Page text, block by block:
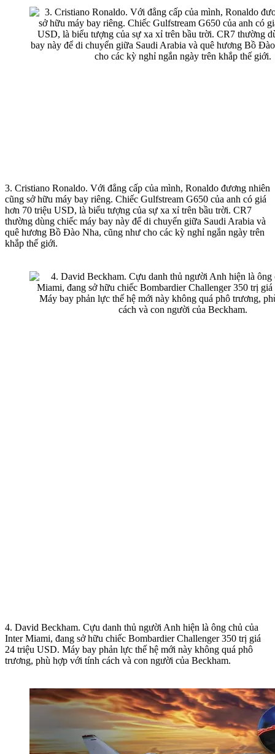
3. Cristiano Ronaldo. Với đẳng cấp của mình, Ronaldo đương nhiên
cũng sở hữu máy bay riêng. Chiếc Gulfstream G650 của anh có giá
hơn 70 triệu USD, là biểu tượng của sự xa xỉ trên bầu trời. CR7
thường dùng chiếc máy bay này để di chuyển giữa Saudi Arabia và
quê hương Bồ Đào Nha, cũng như cho các kỳ nghỉ ngắn ngày trên
khắp thế giới.
4. David Beckham. Cựu danh thủ người Anh hiện là ông chủ của
Inter Miami, đang sở hữu chiếc Bombardier Challenger 350 trị giá
24 triệu USD. Máy bay phản lực thế hệ mới này không quá phô
trương, phù hợp với tính cách và con người của Beckham.